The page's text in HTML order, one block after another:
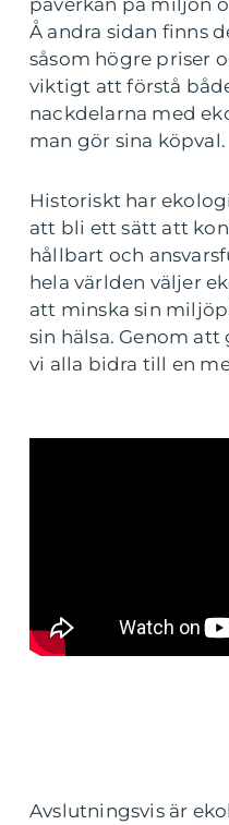
Å andra sidan finns
såsom högre priser
viktigt att förstå
nackdelarna med
man gör sina köpval.
Historiskt har
att bli ett sätt att
hållbart och
hela världen väljer
att minska sin
sin hälsa. Genom
vi alla bidra till en
Avslutningsvis är